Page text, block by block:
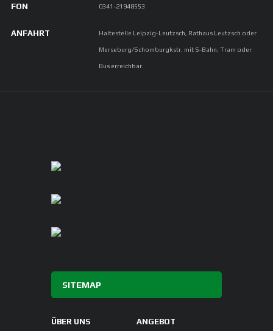
FON 0341-21948553
ANFAHRT Haltestelle Leipzig-Leutzsch, Rathaus Leutzsch oder
Merseburg/Schomburgkstr. mit S-Bahn, Tram oder
Bus erreichbar.
SITEMAP
ÜBER UNS ANGEBOT